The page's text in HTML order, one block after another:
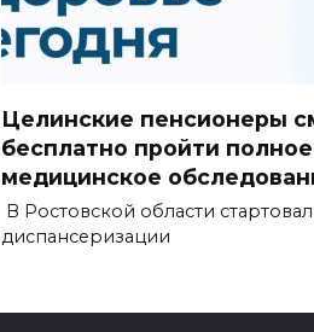
Целинские пенсионеры
бесплатно пройти полное
медицинское
В Ростовской области
диспансеризации